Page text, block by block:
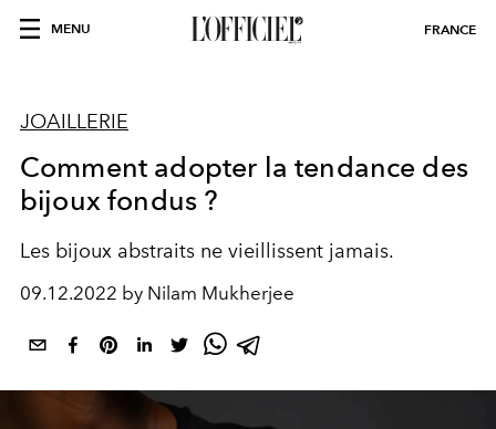
MENU FRANCE
JOAILLERIE
Comment adopter la tendance des
bijoux fondus ?
Les bijoux abstraits ne vieillissent jamais.
09.12.2022 by Nilam Mukherjee